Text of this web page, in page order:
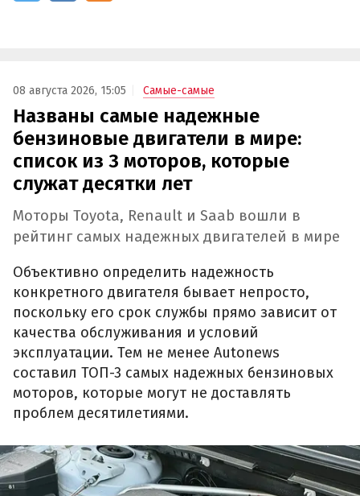
08 августа 2026, 15:05 Самые-самые
Названы самые надежные
бензиновые двигатели в мире:
список из 3 моторов, которые
служат десятки лет
Моторы Toyota, Renault и Saab вошли в
рейтинг самых надежных двигателей в мире
Объективно определить надежность
конкретного двигателя бывает непросто,
поскольку его срок службы прямо зависит от
качества обслуживания и условий
эксплуатации. Тем не менее Autonews
составил ТОП-3 самых надежных бензиновых
моторов, которые могут не доставлять
проблем десятилетиями.